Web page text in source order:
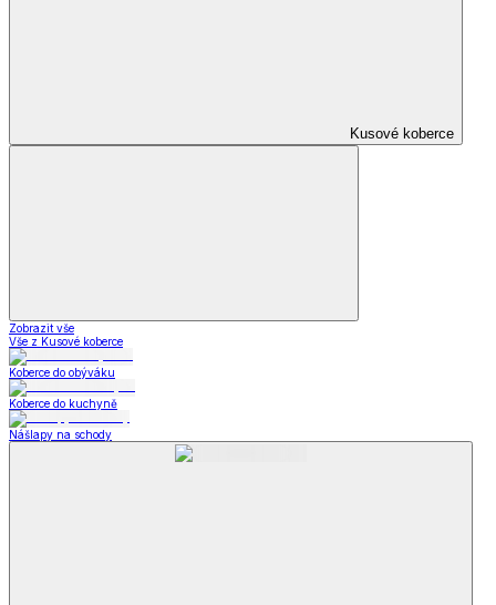
Kusové koberce
Zobrazit vše
Vše z Kusové koberce
Koberce do obýváku
Koberce do kuchyně
Nášlapy na schody